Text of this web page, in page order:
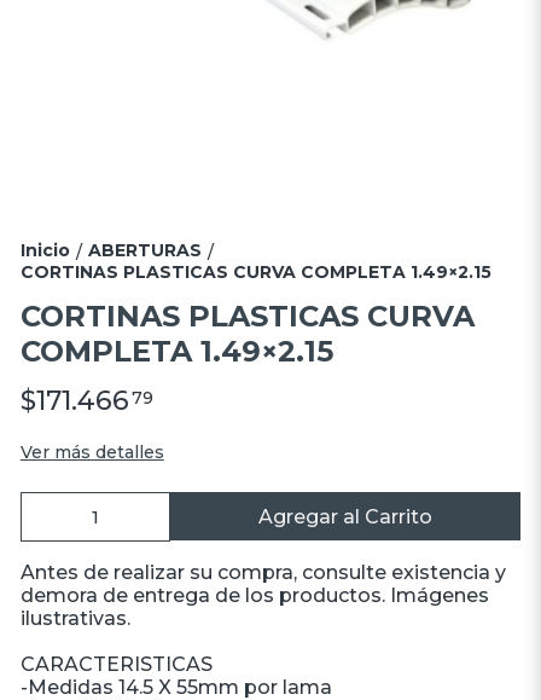
Inicio / ABERTURAS /
CORTINAS PLASTICAS CURVA COMPLETA 1.49×2.15
CORTINAS PLASTICAS CURVA
COMPLETA 1.49×2.15
$171.46679
Ver más detalles
Agregar al Carrito
Antes de realizar su compra, consulte existencia y
demora de entrega de los productos. Imágenes
ilustrativas.
CARACTERISTICAS
-Medidas 14.5 X 55mm por lama